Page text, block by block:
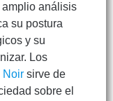
amplio análisis
su postura
y su
Los
Noir sirve de
sobre el